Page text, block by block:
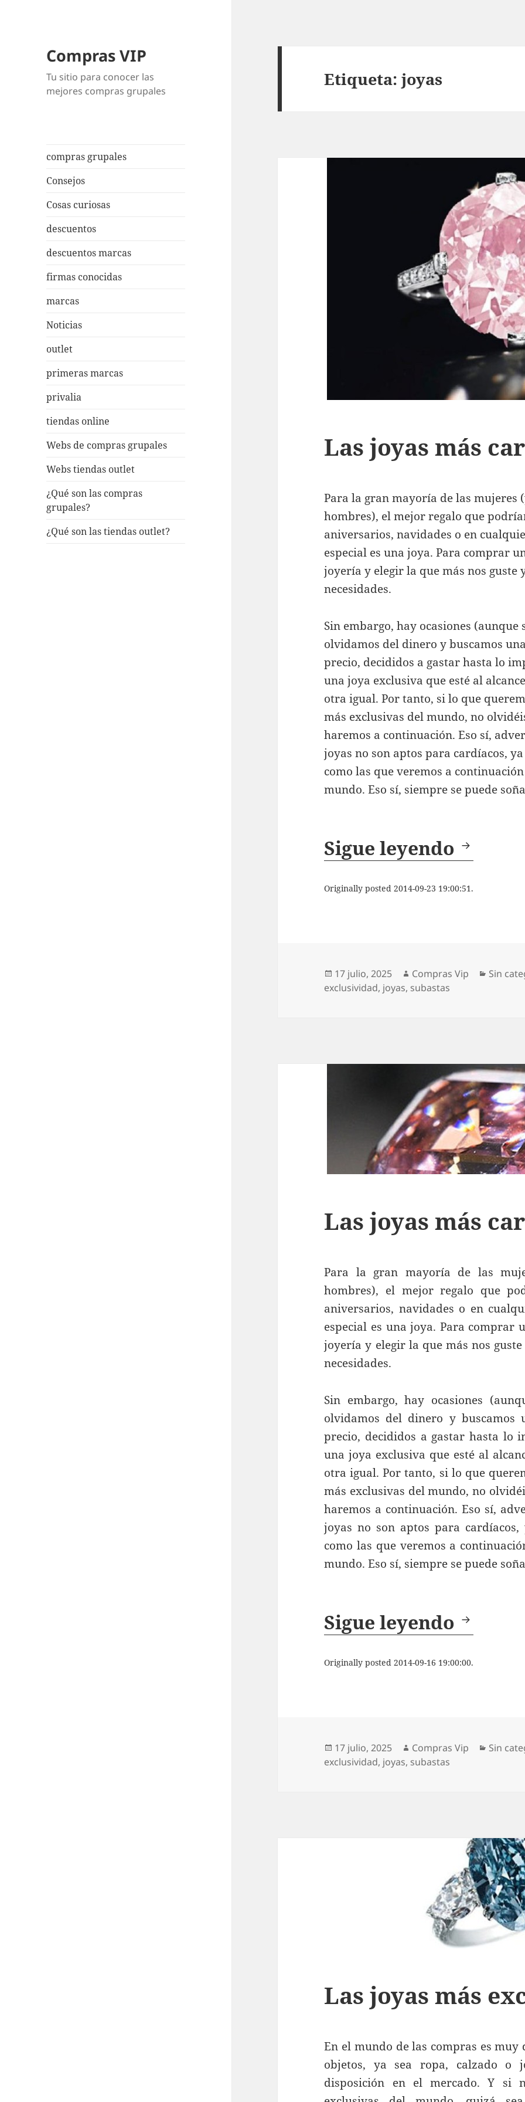
Compras VIP
Tu sitio para conocer las
mejores compras grupales
compras grupales
Consejos
Cosas curiosas
descuentos
descuentos marcas
firmas conocidas
marcas
Noticias
outlet
primeras marcas
privalia
tiendas online
Webs de compras grupales
Webs tiendas outlet
¿Qué son las compras
grupales?
¿Qué son las tiendas outlet?
Etiqueta:joyas
Las joyas más
Para la gran mayoría de las mujeres
hombres), el mejor regalo que
aniversarios, navidades o en
especial es una joya. Para comprar
joyería y elegir la que más nos guste
necesidades.
Sin embargo, hay ocasiones (aunque
olvidamos del dinero y buscamos
precio, decididos a gastar hasta lo
una joya exclusiva que esté al
otra igual. Por tanto, si lo que
más exclusivas del mundo, no
haremos a continuación. Eso sí,
joyas no son aptos para cardíacos,
como las que veremos a
mundo. Eso sí, siempre se puede
Sigue leyendo Las
Originally posted 2014-09-23 19:00:51.
Publicado
el
17 julio, 2025 Autor
Compras Vip Sin
exclusividad, joyas, subastas
Las joyas más
Para la gran mayoría de las
hombres), el mejor regalo que
aniversarios, navidades o en
especial es una joya. Para comprar
joyería y elegir la que más nos
necesidades.
Sin embargo, hay ocasiones
olvidamos del dinero y buscamos
precio, decididos a gastar hasta lo
una joya exclusiva que esté al
otra igual. Por tanto, si lo que
más exclusivas del mundo, no
haremos a continuación. Eso sí,
joyas no son aptos para
como las que veremos a
mundo. Eso sí, siempre se puede
Sigue leyendo Las
Originally posted 2014-09-16 19:00:00.
Publicado
el
17 julio, 2025 Autor
Compras Vip Sin
exclusividad, joyas, subastas
Las joyas más
En el mundo de las compras es
objetos, ya sea ropa, calzado o
disposición en el mercado. Y si